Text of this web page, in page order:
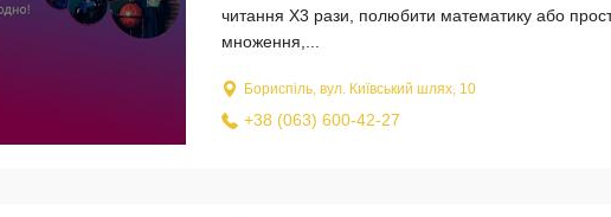
читання Х3 рази, полюбити математику або
множення,...
Бориспіль, вул. Київський шлях, 10
+38 (063) 600-42-27